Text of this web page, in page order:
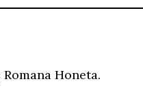
Romana Honeta.